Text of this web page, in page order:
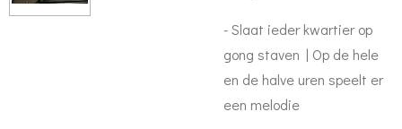
- Slaat ieder kwartier op
gong staven | Op de hele
en de halve uren speelt er
een melodie